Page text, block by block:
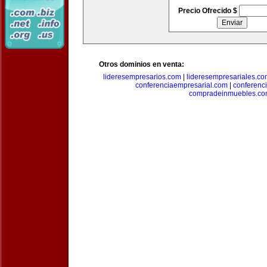
Precio Ofrecido $
Otros dominios en venta:
lideresempresarios.com
conferenciaempresarial.com